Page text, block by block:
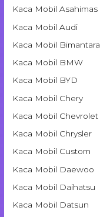
Kaca Mobil Asahimas
Kaca Mobil Audi
Kaca Mobil Bimantara
Kaca Mobil BMW
Kaca Mobil BYD
Kaca Mobil Chery
Kaca Mobil Chevrolet
Kaca Mobil Chrysler
Kaca Mobil Custom
Kaca Mobil Daewoo
Kaca Mobil Daihatsu
Kaca Mobil Datsun